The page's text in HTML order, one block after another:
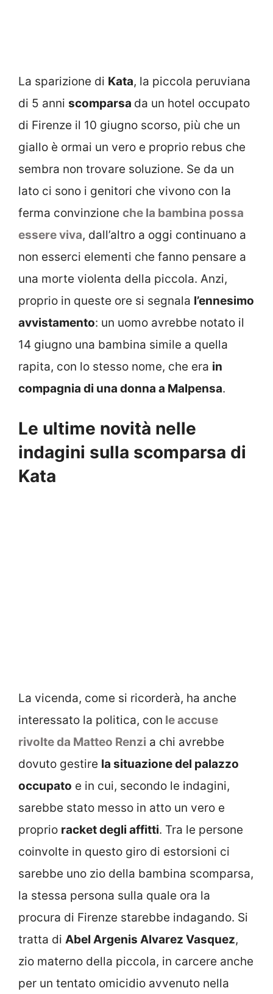
La sparizione di Kata, la piccola peruviana
di 5 anni scomparsa da un hotel occupato
di Firenze il 10 giugno scorso, più che un
giallo è ormai un vero e proprio rebus che
sembra non trovare soluzione. Se da un
lato ci sono i genitori che vivono con la
ferma convinzione che la bambina possa
essere viva, dall’altro a oggi continuano a
non esserci elementi che fanno pensare a
una morte violenta della piccola. Anzi,
proprio in queste ore si segnala l’ennesimo
avvistamento: un uomo avrebbe notato il
14 giugno una bambina simile a quella
rapita, con lo stesso nome, che era in
compagnia di una donna a Malpensa.
Le ultime novità nelle
indagini sulla scomparsa di
Kata
La vicenda, come si ricorderà, ha anche
interessato la politica, con le accuse
rivolte da Matteo Renzi a chi avrebbe
dovuto gestire la situazione del palazzo
occupato e in cui, secondo le indagini,
sarebbe stato messo in atto un vero e
proprio racket degli affitti. Tra le persone
coinvolte in questo giro di estorsioni ci
sarebbe uno zio della bambina scomparsa,
la stessa persona sulla quale ora la
procura di Firenze starebbe indagando. Si
tratta di Abel Argenis Alvarez Vasquez,
zio materno della piccola, in carcere anche
per un tentato omicidio avvenuto nella